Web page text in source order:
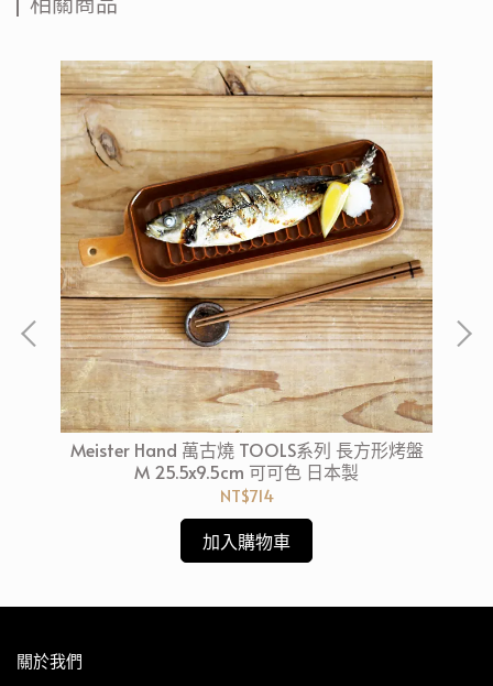
Meister Hand 萬古燒 TOOLS系列 長方形烤盤
M 25.5x9.5cm 可可色 日本製
NT$714
加入購物車
關於我們